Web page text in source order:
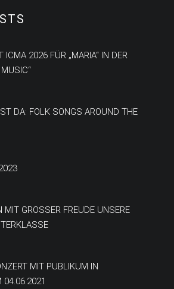
ICMA 2026 FÜR „MARIA“ IN DER
MUSIC“
DA: FOLK SONGS AROUND THE
GROSSER FREUDE UNSERE N
MIT PUBLIKUM IN
04.06.2021